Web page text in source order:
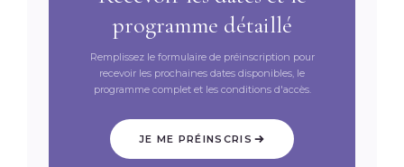
programme détaillé
Remplissez le formulaire de préinscription pour
recevoir les prochaines dates disponibles, le
programme complet et les conditions d'accès.
JE ME PRÉINSCRIS